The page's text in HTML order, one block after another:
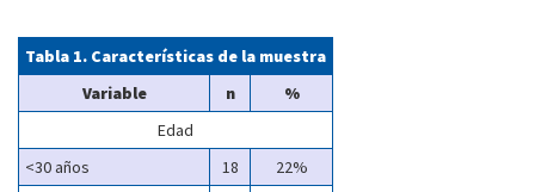
Tabla 1. Características de la muestra
Variable
n
%
Edad
<30 años
18
22%